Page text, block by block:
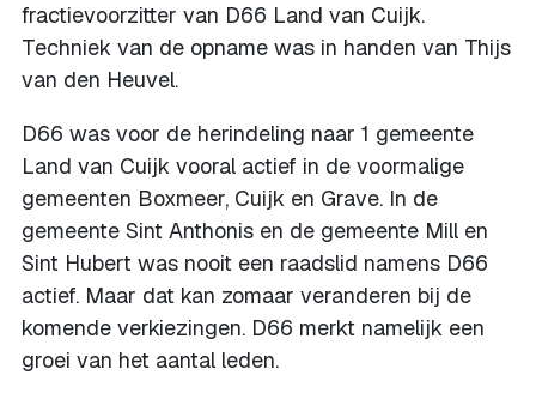
fractievoorzitter van D66 Land van Cuijk.
Techniek van de opname was in handen van Thijs
van den Heuvel.
D66 was voor de herindeling naar 1 gemeente
Land van Cuijk vooral actief in de voormalige
gemeenten Boxmeer, Cuijk en Grave. In de
gemeente Sint Anthonis en de gemeente Mill en
Sint Hubert was nooit een raadslid namens D66
actief. Maar dat kan zomaar veranderen bij de
komende verkiezingen. D66 merkt namelijk een
groei van het aantal leden.